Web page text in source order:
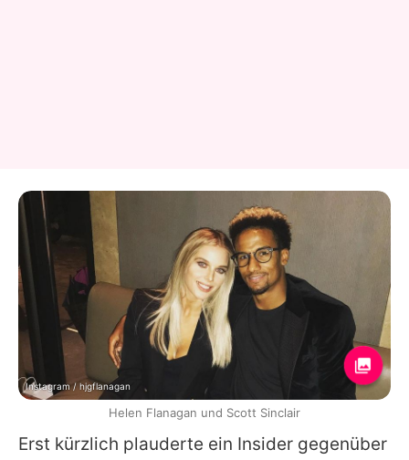
Erst kürzlich plauderte ein Insider gegenüber
Instagram / hjgflanagan
Helen Flanagan und Scott Sinclair